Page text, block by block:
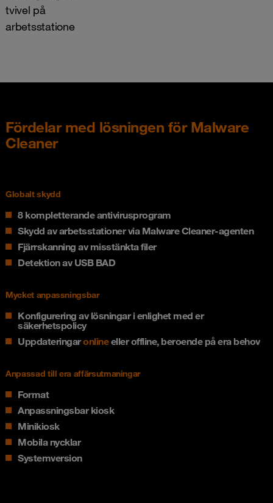
tvivel på
arbetsstationen.
Fördelar med lösningen för Malware
Cleaner
Globalt skydd
8 kompletterande antivirusprogram
Skydd av arbetsstationer via Malware Cleaner-agenten
Fjärrskanning av misstänkta filer
Detektion av USB BAD
Mycket anpassningsbar
Konfigurering av lösningar i enlighet med er
säkerhetspolicy
Uppdateringaronlineeller offline, beroende på era behov
Anpassad till era affärsutmaningar
Format
Anpassningsbar kiosk
Minikiosk
Mobila nycklar
Systemversion